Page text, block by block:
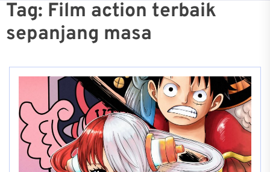
Tag: Film action terbaik
sepanjang masa